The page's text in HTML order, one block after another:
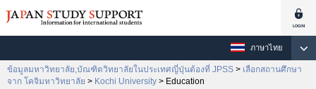
ภาษาไทย
ข้อมูลมหาวิทยาลัย,บัณฑิตวิทยาลัยในประเทศญี่ปุ่นต้องที่ JPSS > เลือกสถานศึกษา
จาก โคจิมหาวิทยาลัย > Kochi University > Education